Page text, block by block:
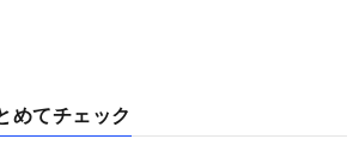
めてチェック